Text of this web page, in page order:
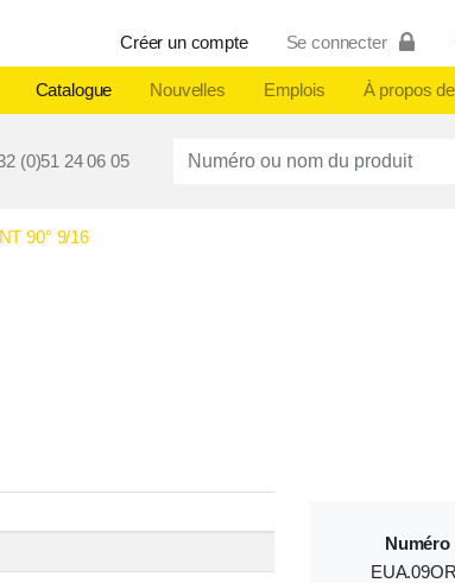
Créer un compte Se connecter
Catalogue Nouvelles Emplois À propos
(0)51 24 06 05 Productnummer of naam
90° 9/16